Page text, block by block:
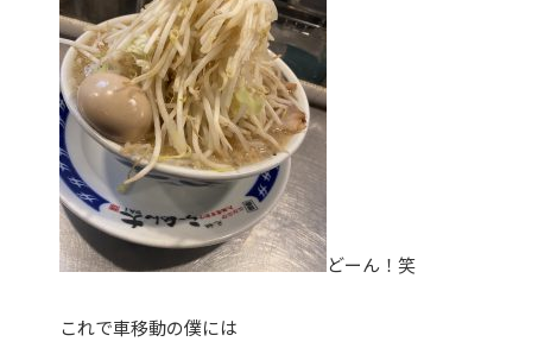
どーん！笑
これで車移動の僕には